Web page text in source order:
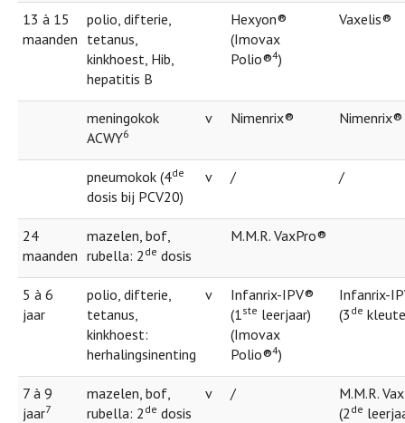
13 à 15
maanden
polio, difterie,
tetanus,
kinkhoest, Hib,
hepatitis B
Hexyon®
(Imovax
Polio®4)
Vaxelis®
meningokok
ACWY6
v Nimenrix® Nimenrix®
pneumokok (4de
dosis bij PCV20)
v / /
24
maanden
mazelen, bof,
rubella: 2 de dosis
M.M.R. VaxPro®
5 à 6
jaar
polio, difterie,
tetanus,
kinkhoest:
herhalingsinenting
v
Infanrix-IPV®
(1ste leerjaar)
(Imovax
Polio®4)
Infanrix-
(3 de
7 à 9
jaar7
mazelen, bof,
rubella: 2 de dosis
v /
M.M.R.
(2 de